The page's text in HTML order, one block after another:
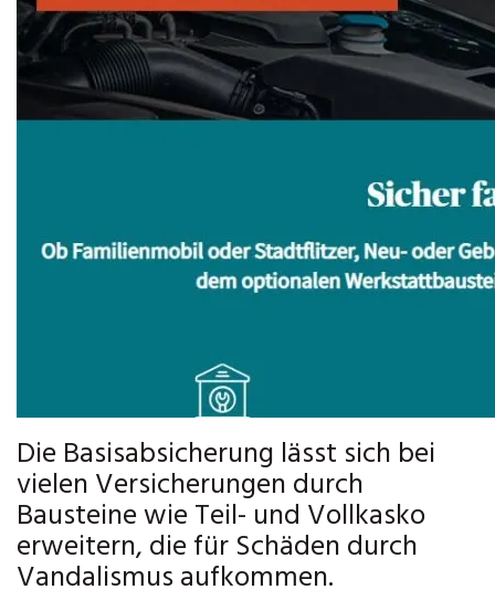
Die Basisabsicherung lässt sich bei
vielen Versicherungen durch
Bausteine wie Teil- und Vollkasko
erweitern, die für Schäden durch
Vandalismus aufkommen.